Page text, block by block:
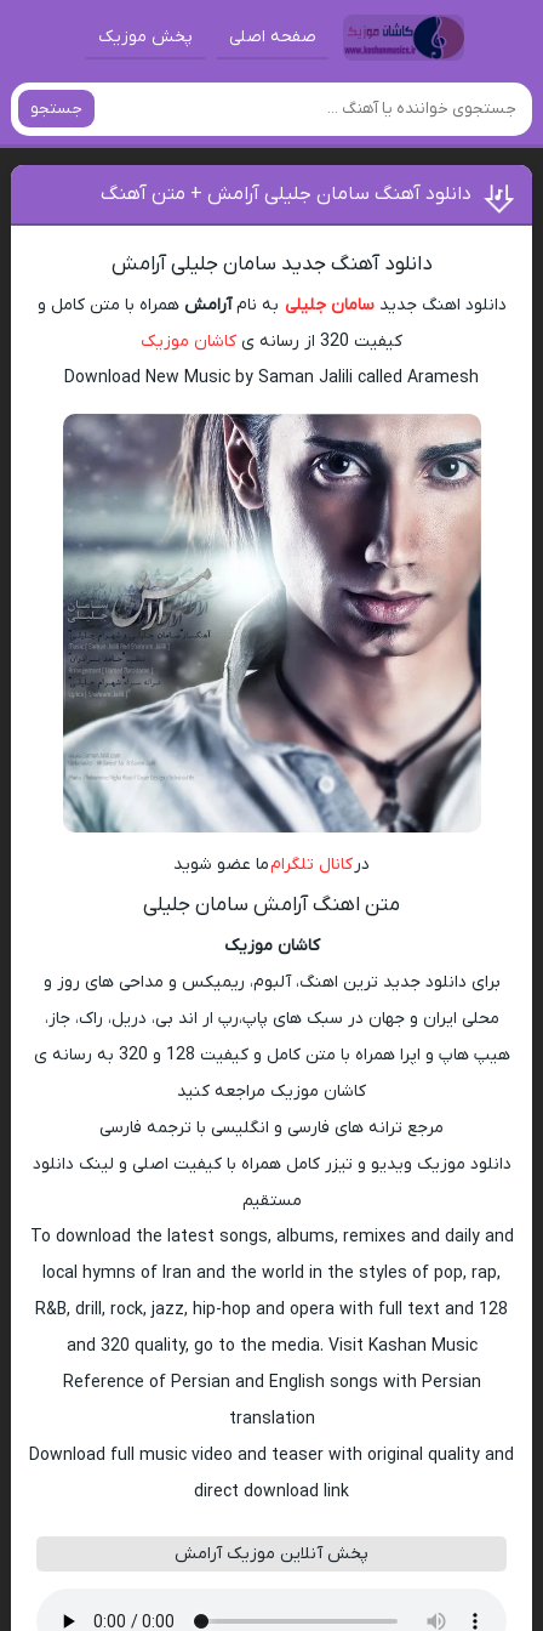
صفحه اصلی پخش موزیک
جستجو
دانلود آهنگ سامان جلیلی آرامش + متن آهنگ
دانلود آهنگ جدید سامان جلیلی آرامش
دانلود اهنگ جدیدسامان جلیلی به نامآرامش همراه با متن کامل و
کیفیت 320 از رسانه ی
کاشان موزیک
Download New Music by Saman Jalili called Aramesh
در کانال تلگرامما عضو شوید
متن اهنگ آرامش سامان جلیلی
کاشان موزیک
برای دانلود جدید ترین اهنگ، آلبوم، ریمیکس و مداحی های روز و
محلی ایران و جهان در سبک های پاپ،رپ ار اند بی، دریل، راک، جاز،
هیپ هاپ و اپرا همراه با متن کامل و کیفیت 128 و 320 به رسانه ی
کاشان موزیک مراجعه کنید
مرجع ترانه های فارسی و انگلیسی با ترجمه فارسی
دانلود موزیک ویدیو و تیزر کامل همراه با کیفیت اصلی و لینک دانلود
مستقیم
To download the latest songs, albums, remixes and daily and
local hymns of Iran and the world in the styles of pop, rap,
R&B, drill, rock, jazz, hip-hop and opera with full text and 128
and 320 quality, go to the media. Visit Kashan Music
Reference of Persian and English songs with Persian
translation
Download full music video and teaser with original quality and
direct download link
پخش آنلاین موزیک آرامش